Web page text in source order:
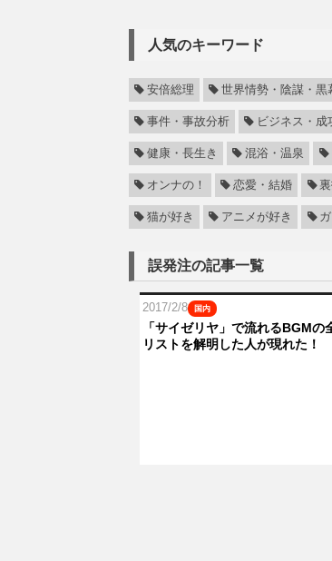
人気のキーワード
安倍総理 世界情勢・陰謀・黒
事件・事故分析 ビジネス・成
健康・長生き 混浴・温泉
オンナの！ 恋愛・結婚
猫が好き アニメが好き
誤発注の記事一覧
2017/2/8 国内
「サイゼリヤ」で流れるBGMの
リストを解明した人が現れた！